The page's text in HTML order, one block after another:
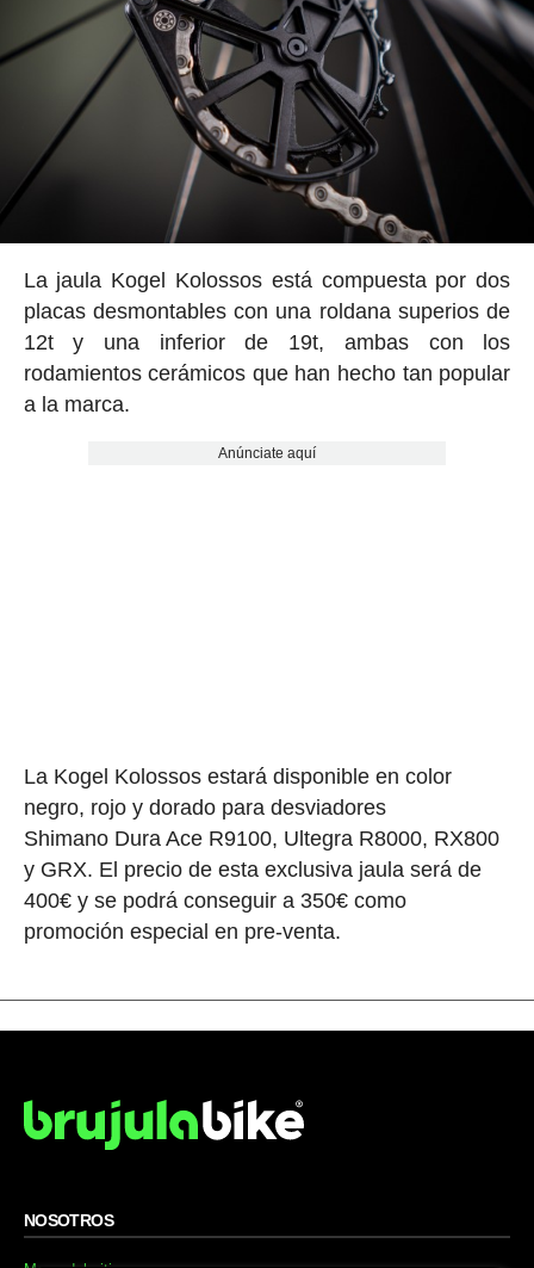
La jaula Kogel Kolossos está compuesta por dos
placas desmontables con una roldana superios de
12t y una inferior de 19t, ambas con los
rodamientos cerámicos que han hecho tan popular
a la marca.
Anúnciate aquí
La Kogel Kolossos estará disponible en color
negro, rojo y dorado para desviadores
Shimano Dura Ace R9100, Ultegra R8000, RX800
y GRX. El precio de esta exclusiva jaula será de
400€ y se podrá conseguir a 350€ como
promoción especial en pre-venta.
NOSOTROS